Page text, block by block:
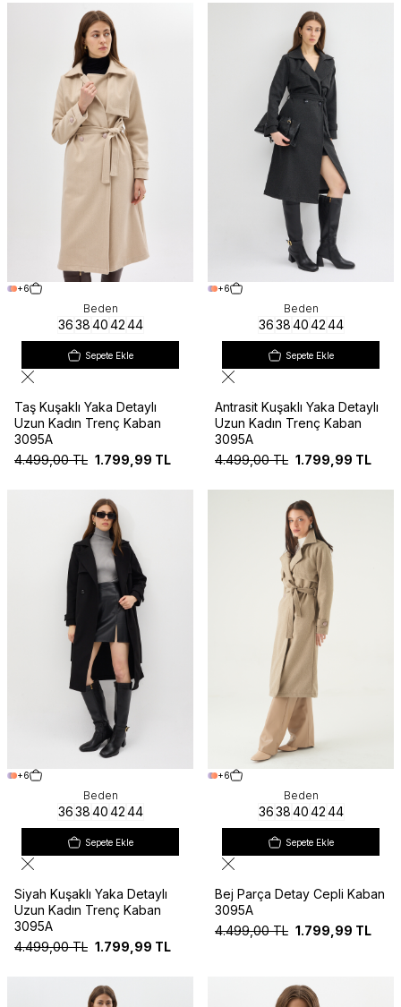
+6
Beden
3638404244
Sepete Ekle
Taş Kuşaklı Yaka Detaylı
Uzun Kadın Trenç Kaban
3095A
4.499,00TL 1.799,99 TL
+6
Beden
3638404244
Sepete Ekle
Antrasit Kuşaklı Yaka Detaylı
Uzun Kadın Trenç Kaban
3095A
4.499,00TL 1.799,99 TL
+6
Beden
3638404244
Sepete Ekle
Siyah Kuşaklı Yaka Detaylı
Uzun Kadın Trenç Kaban
3095A
4.499,00TL 1.799,99 TL
+6
Beden
3638404244
Sepete Ekle
Bej Parça Detay Cepli Kaban
3095A
4.499,00TL 1.799,99 TL